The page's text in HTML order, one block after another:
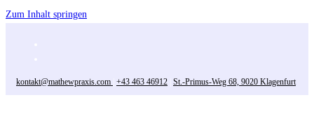
Zum Inhalt springen
kontakt@mathewpraxis.com +43 463 46912 St.-Primus-Weg 68, 9020 Klagenfurt